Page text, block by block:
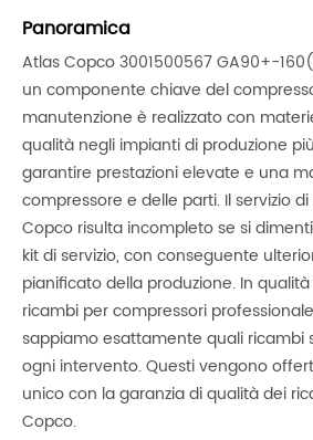
Panoramica
Atlas Copco 3001500567 GA90+-
un componente chiave del
manutenzione è realizzato con
qualità negli impianti di produzione
garantire prestazioni elevate e una
compressore e delle parti. Il servizio
Copco risulta incompleto se si
kit di servizio, con conseguente
pianificato della produzione. In
ricambi per compressori
sappiamo esattamente quali ricambi
ogni intervento. Questi vengono
unico con la garanzia di qualità dei
Copco.